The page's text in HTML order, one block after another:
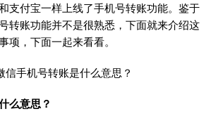
支付宝一样上线了手机号转账功能。鉴于
转账功能并不是很熟悉，下面就来介绍这
项，下面一起来看看。
么意思？